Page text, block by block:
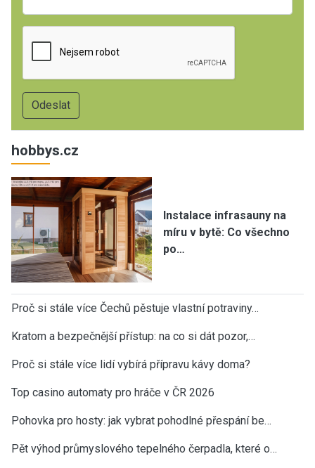
hobbys.cz
Instalace infrasauny na
míru v bytě: Co všechno
po…
Proč si stále více Čechů pěstuje vlastní potraviny…
Kratom a bezpečnější přístup: na co si dát pozor,…
Proč si stále více lidí vybírá přípravu kávy doma?
Top casino automaty pro hráče v ČR 2026
Pohovka pro hosty: jak vybrat pohodlné přespání be…
Pět výhod průmyslového tepelného čerpadla, které o…